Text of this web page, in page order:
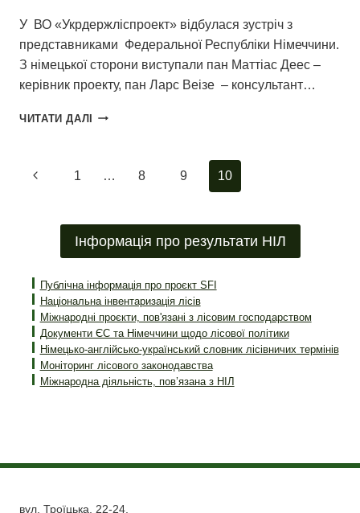
У ВО «Укрдержліспроект» відбулася зустріч з
представниками Федеральної Республіки Німеччини.
З німецької сторони виступали пан Маттіас Дeeс –
керівник проекту, пан Ларс Веізе – консультант…
ЧИТАТИ ДАЛІ
ЗУСТРІЧ
РЕСПУБЛІКИ
Навігація
сторінками
Попередня
1 … 8 9 10
Інформація про результати НІЛ
Публічна інформація про проєкт SFI
Національна інвентаризація лісів
Міжнародні проєкти, пов'язані з лісовим господарством
Документи ЄС та Німеччини щодо лісової політики
Німецько-англійсько-український словник лісівничих термінів
Моніторинг лісового законодавства
Міжнародна діяльність, пов’язана з НІЛ
вул. Троїцька, 22-24,